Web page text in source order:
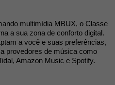
multimídia MBUX, o Classe
a sua zona de conforto digital.
a você e suas preferências,
provedores de música como
Amazon Music e Spotify.